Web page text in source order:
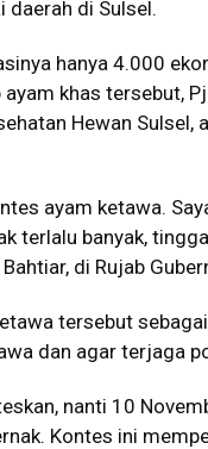
daerah di Sulsel.
hanya 4.000
khas tersebut,
Hewan
ayam ketawa.
terlalu banyak,
Bahtiar, di Rujab
tersebut
dan agar terjaga
nanti 10
Kontes ini